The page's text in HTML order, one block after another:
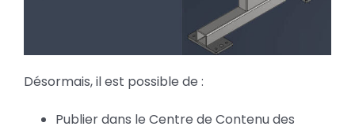
Désormais, il est possible de :
Publier dans le Centre de Contenu des